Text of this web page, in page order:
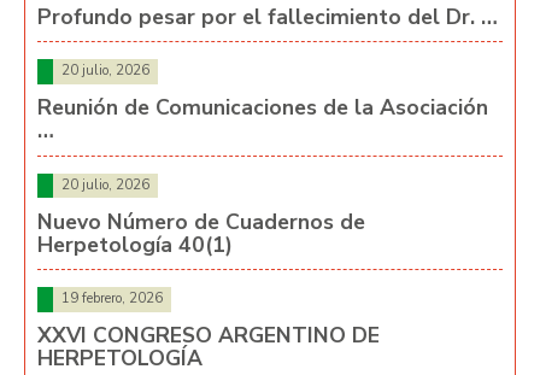
Profundo pesar por el fallecimiento del Dr. …
20 julio, 2026
Reunión de Comunicaciones de la Asociación
…
20 julio, 2026
Nuevo Número de Cuadernos de
Herpetología 40(1)
19 febrero, 2026
XXVI CONGRESO ARGENTINO DE
HERPETOLOGÍA